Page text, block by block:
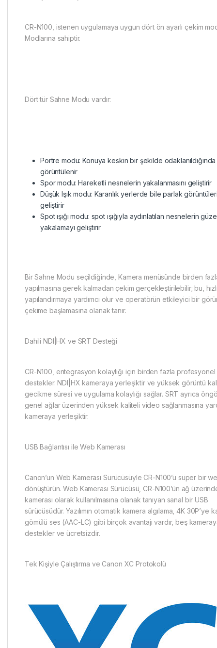
CR-N100, istenen uygulamaya uygun dört ön ayarlı çekim
Modlarına sahiptir.
Dört tür Sahne Modu vardır:
Portre modu: Konuya keskin bir şekilde
görüntülenir
Spor modu: Hareketli nesnelerin yakalanmasını geliştirir
Düşük Işık modu: Karanlık yerlerde bile parlak
geliştirir
Spot ışığı modu: spot ışığıyla aydınlatılan nesnelerin
yakalamayı geliştirir
Bir Sahne Modu seçildiğinde, Kamera menüsünde birden
yapılmasına gerek kalmadan çekim gerçekleştirilebilir; bu,
yapılandırmaya yardımcı olur ve operatörün etkileyici bir
çekime başlamasına olanak tanır.
Dahili NDI|HX ve SRT Desteği
CR-N100, entegrasyon kolaylığı için birden fazla
destekler. NDI|HX kameraya yerleşiktir ve yüksek görüntü
gecikme süresi ve uygulama kolaylığı sağlar. SRT ayrıca
genel ağlar üzerinden yüksek kaliteli video sağlanmasına
kameraya yerleşiktir.
USB Bağlantısı ile Web Kamerası
Canon’un Web Kamerası Sürücüsüyle CR-N100’ü süper bir
dönüştürün. Web Kamerası Sürücüsü, CR-N100’ün ağ
kamerası olarak kullanılmasına olanak tanıyan sanal bir USB
sürücüsüdür. Yazılımın otomatik kamera algılama, 4K 30P’ye
gömülü ses (AAC-LC) gibi birçok avantajı vardır, beş
destekler ve ücretsizdir.
Tek Kişiyle Çalıştırma ve Canon XC Protokolü